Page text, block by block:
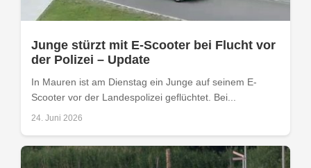
Junge stürzt mit E-Scooter bei Flucht vor
der Polizei – Update
In Mauren ist am Dienstag ein Junge auf seinem E-
Scooter vor der Landespolizei geflüchtet. Bei...
24. Juni 2026